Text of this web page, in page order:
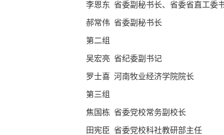
李恩东 省委副秘书长、省委省直工委
郝常伟 省委副秘书长
第二组
吴宏亮 省纪委副书记
罗士喜 河南牧业经济学院院长
第三组
焦国栋 省委党校常务副校长
田宪臣 省委党校科社教研部主任